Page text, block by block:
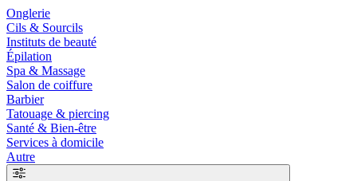
Onglerie
Cils & Sourcils
Instituts de beauté
Épilation
Spa & Massage
Salon de coiffure
Barbier
Tatouage & piercing
Santé & Bien-être
Services à domicile
Autre